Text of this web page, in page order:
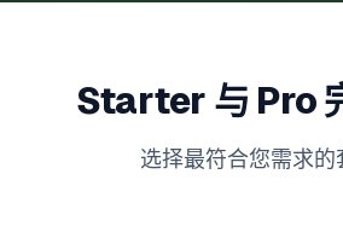
Starter 与 Pro
选择最符合您需求的